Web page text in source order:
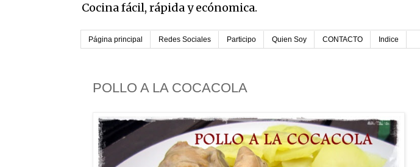
Cocina fácil, rápida y ecónomica.
Página principal Redes Sociales Participo Quien Soy CONTACTO Indice
POLLO A LA COCACOLA